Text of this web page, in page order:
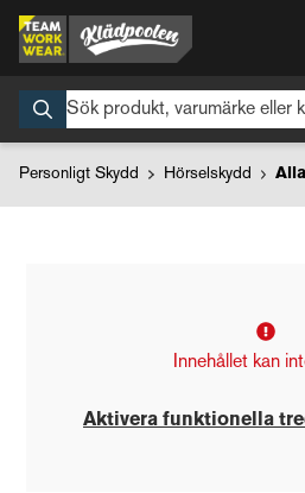
Personligt Skydd Hörselskydd
Innehållet kan
Aktivera funktionella